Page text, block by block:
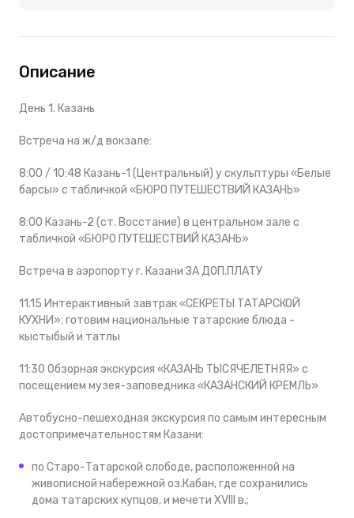
Описание
День 1. Казань
Встреча на ж/д вокзале:
8:00 / 10:48 Казань-1 (Центральный) у скульптуры «Белые
барсы» с табличкой «БЮРО ПУТЕШЕСТВИЙ КАЗАНЬ»
8:00 Казань-2 (ст. Восстание) в центральном зале с
табличкой «БЮРО ПУТЕШЕСТВИЙ КАЗАНЬ»
Встреча в аэропорту г. Казани ЗА ДОП.ПЛАТУ
11.15 Интерактивный завтрак «СЕКРЕТЫ ТАТАРСКОЙ
КУХНИ»: готовим национальные татарские блюда -
кыстыбый и татлы
11:30 Обзорная экскурсия «КАЗАНЬ ТЫСЯЧЕЛЕТНЯЯ» с
посещением музея-заповедника «КАЗАНСКИЙ КРЕМЛЬ»
Автобусно-пешеходная экскурсия по самым интересным
достопримечательностям Казани:
по Старо-Татарской слободе, расположенной на
живописной набережной оз.Кабан, где сохранились
дома татарских купцов, и мечети XVIII в.;